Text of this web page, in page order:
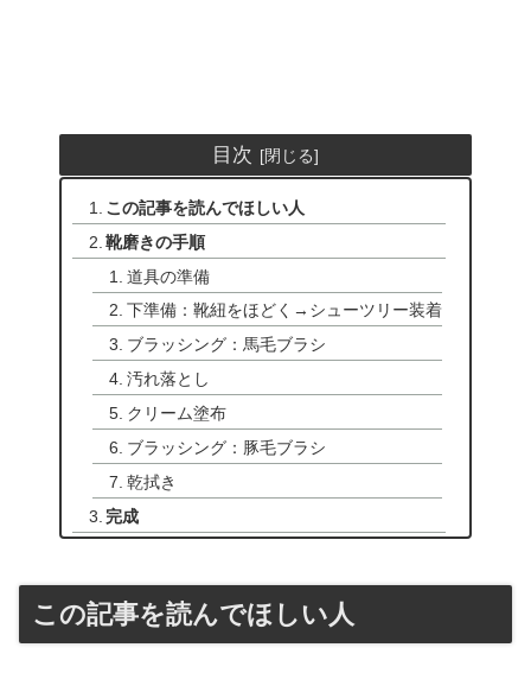
目次
この記事を読んでほしい人
靴磨きの手順
道具の準備
下準備：靴紐をほどく→シューツリー装着
ブラッシング：馬毛ブラシ
汚れ落とし
クリーム塗布
ブラッシング：豚毛ブラシ
乾拭き
完成
この記事を読んでほしい人